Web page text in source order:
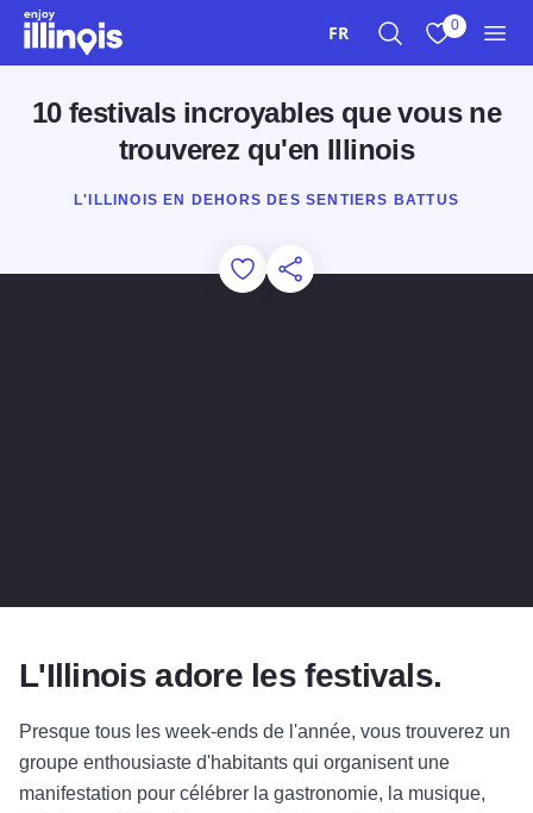
Aller au contenu principal
FR 0
10 festivals incroyables que vous ne
trouverez qu'en Illinois
L'ILLINOIS EN DEHORS DES SENTIERS BATTUS
Add to Favorites
Partager cette page
L'Illinois adore les festivals.
Presque tous les week-ends de l'année, vous trouverez un
groupe enthousiaste d'habitants qui organisent une
manifestation pour célébrer la gastronomie, la musique,